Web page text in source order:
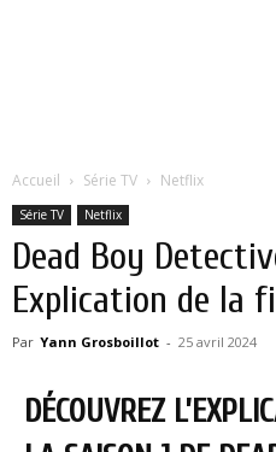
Accueil Série TV Netflix
Série TV Netflix
Dead Boy
Explication de la
Par Yann Grosboillot - 25 avril 2024
DÉCOUVREZ